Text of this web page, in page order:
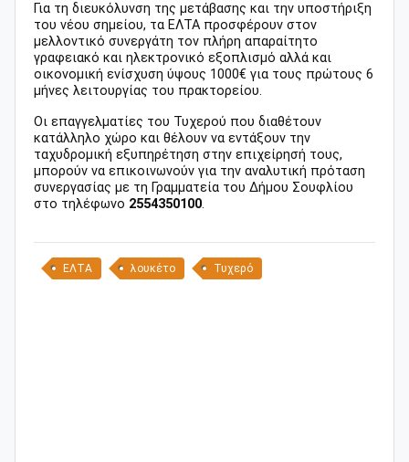
Για τη διευκόλυνση της μετάβασης και την υποστήριξη
του νέου σημείου, τα ΕΛΤΑ προσφέρουν στον
μελλοντικό συνεργάτη τον πλήρη απαραίτητο
γραφειακό και ηλεκτρονικό εξοπλισμό αλλά και
οικονομική ενίσχυση ύψους 1000€ για τους πρώτους 6
μήνες λειτουργίας του πρακτορείου.
Οι επαγγελματίες του Τυχερού που διαθέτουν
κατάλληλο χώρο και θέλουν να εντάξουν την
ταχυδρομική εξυπηρέτηση στην επιχείρησή τους,
μπορούν να επικοινωνούν για την αναλυτική πρόταση
συνεργασίας με τη Γραμματεία του Δήμου Σουφλίου
στο τηλέφωνο 2554350100.
ΕΛΤΑ λουκέτο Τυχερό